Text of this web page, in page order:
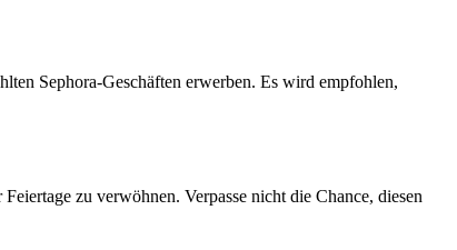
Sephora-Geschäften erwerben. Es wird empfohlen,
zu verwöhnen. Verpasse nicht die Chance, diesen